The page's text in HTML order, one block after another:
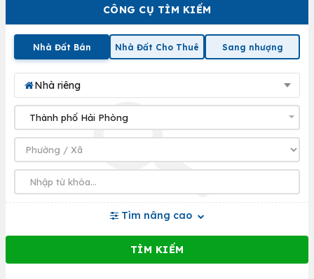
CÔNG CỤ TÌM KIẾM
Nhà Đất Bán Nhà Đất Cho Thuê Sang nhượng
Nhà riêng
Tìm nâng cao